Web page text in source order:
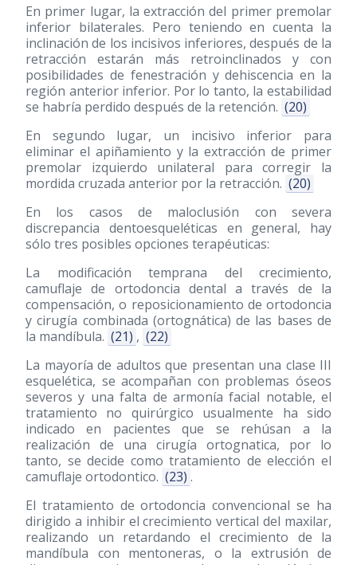
En primer lugar, la extracción del primer premolar
inferior bilaterales. Pero teniendo en cuenta la
inclinación de los incisivos inferiores, después de la
retracción estarán más retroinclinados y con
posibilidades de fenestración y dehiscencia en la
región anterior inferior. Por lo tanto, la estabilidad
se habría perdido después de la retención. (20)
En segundo lugar, un incisivo inferior para
eliminar el apiñamiento y la extracción de primer
premolar izquierdo unilateral para corregir la
mordida cruzada anterior por la retracción. (20)
En los casos de maloclusión con severa
discrepancia dentoesqueléticas en general, hay
sólo tres posibles opciones terapéuticas:
La modificación temprana del crecimiento,
camuflaje de ortodoncia dental a través de la
compensación, o reposicionamiento de ortodoncia
y cirugía combinada (ortognática) de las bases de
la mandíbula. (21) , (22)
La mayoría de adultos que presentan una clase III
esquelética, se acompañan con problemas óseos
severos y una falta de armonía facial notable, el
tratamiento no quirúrgico usualmente ha sido
indicado en pacientes que se rehúsan a la
realización de una cirugía ortognatica, por lo
tanto, se decide como tratamiento de elección el
camuflaje ortodontico. (23) .
El tratamiento de ortodoncia convencional se ha
dirigido a inhibir el crecimiento vertical del maxilar,
realizando un retardando el crecimiento de la
mandíbula con mentoneras, o la extrusión de